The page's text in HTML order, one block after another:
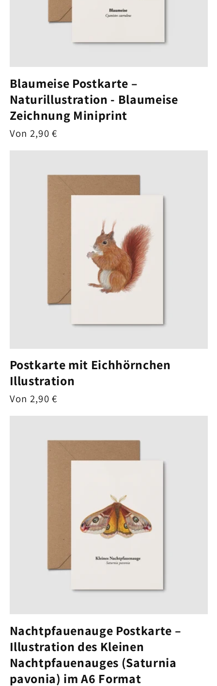
Blaumeise Postkarte –
Naturillustration - Blaumeise
Zeichnung Miniprint
Normaler
Von 2,90 €
Postkarte mit Eichhörnchen
Illustration
Normaler
Von 2,90 €
Nachtpfauenauge Postkarte –
Illustration des Kleinen
Nachtpfauenauges (Saturnia
pavonia) im A6 Format